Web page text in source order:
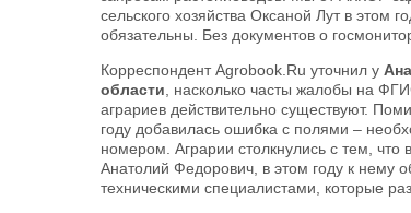
сельского хозяйства Оксаной Лут в этом
обязательны. Без документов о
Корреспондент Agrobook.Ru уточнил у
области, насколько часты жалобы на
аграриев действительно существуют.
году добавилась ошибка с полями –
номером. Аграрии столкнулись с тем, что
Анатолий Федорович, в этом году к нему
техническими специалистами, которые